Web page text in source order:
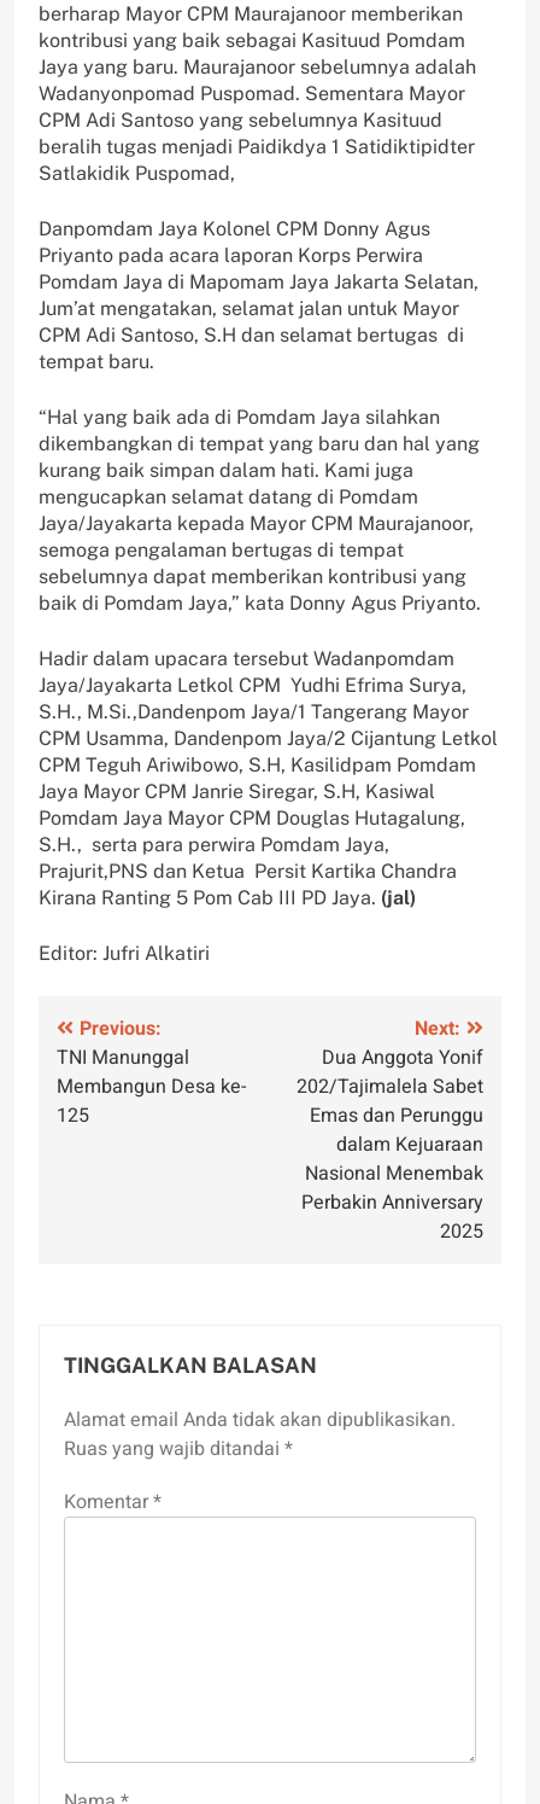
berharap Mayor CPM Maurajanoor memberikan
kontribusi yang baik sebagai Kasituud Pomdam
Jaya yang baru. Maurajanoor sebelumnya adalah
Wadanyonpomad Puspomad. Sementara Mayor
CPM Adi Santoso yang sebelumnya Kasituud
beralih tugas menjadi Paidikdya 1 Satidiktipidter
Satlakidik Puspomad,
Danpomdam Jaya Kolonel CPM Donny Agus
Priyanto pada acara laporan Korps Perwira
Pomdam Jaya di Mapomam Jaya Jakarta Selatan,
Jum’at mengatakan, selamat jalan untuk Mayor
CPM Adi Santoso, S.H dan selamat bertugas di
tempat baru.
“Hal yang baik ada di Pomdam Jaya silahkan
dikembangkan di tempat yang baru dan hal yang
kurang baik simpan dalam hati. Kami juga
mengucapkan selamat datang di Pomdam
Jaya/Jayakarta kepada Mayor CPM Maurajanoor,
semoga pengalaman bertugas di tempat
sebelumnya dapat memberikan kontribusi yang
baik di Pomdam Jaya,” kata Donny Agus Priyanto.
Hadir dalam upacara tersebut Wadanpomdam
Jaya/Jayakarta Letkol CPM Yudhi Efrima Surya,
S.H., M.Si.,Dandenpom Jaya/1 Tangerang Mayor
CPM Usamma, Dandenpom Jaya/2 Cijantung Letkol
CPM Teguh Ariwibowo, S.H, Kasilidpam Pomdam
Jaya Mayor CPM Janrie Siregar, S.H, Kasiwal
Pomdam Jaya Mayor CPM Douglas Hutagalung,
S.H., serta para perwira Pomdam Jaya,
Prajurit,PNS dan Ketua Persit Kartika Chandra
Kirana Ranting 5 Pom Cab III PD Jaya. (jal)
Editor: Jufri Alkatiri
Navigasi
pos
Previous:
TNI Manunggal
Membangun Desa ke-
125
Next:
Dua Anggota Yonif
202/Tajimalela Sabet
Emas dan Perunggu
dalam Kejuaraan
Nasional Menembak
Perbakin Anniversary
2025
TINGGALKAN BALASAN
Alamat email Anda tidak akan dipublikasikan.
Ruas yang wajib ditandai *
Komentar*